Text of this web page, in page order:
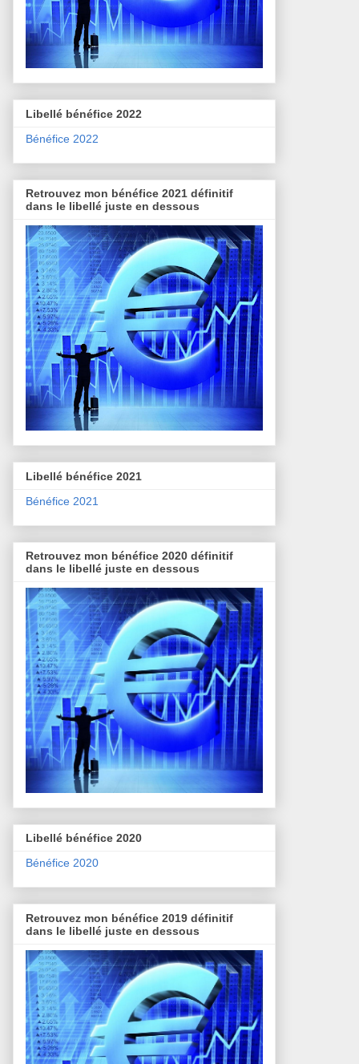
Libellé bénéfice 2022
Bénéfice 2022
Retrouvez mon bénéfice 2021 définitif
dans le libellé juste en dessous
Libellé bénéfice 2021
Bénéfice 2021
Retrouvez mon bénéfice 2020 définitif
dans le libellé juste en dessous
Libellé bénéfice 2020
Bénéfice 2020
Retrouvez mon bénéfice 2019 définitif
dans le libellé juste en dessous